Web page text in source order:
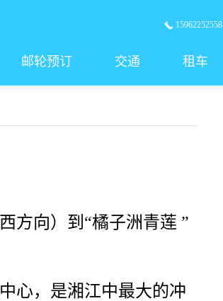
15962252558
邮轮预订 交通 租车
方向）到“橘子洲青莲 ”
心，是湘江中最大的冲